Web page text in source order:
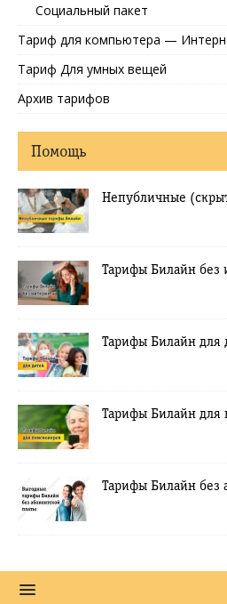
Социальный пакет
Тариф для компьютера —
Тариф Для умных вещей
Архив тарифов
Помощь
Непубличные
Тарифы Билайн без
Тарифы Билайн для
Тарифы Билайн для
Тарифы Билайн без